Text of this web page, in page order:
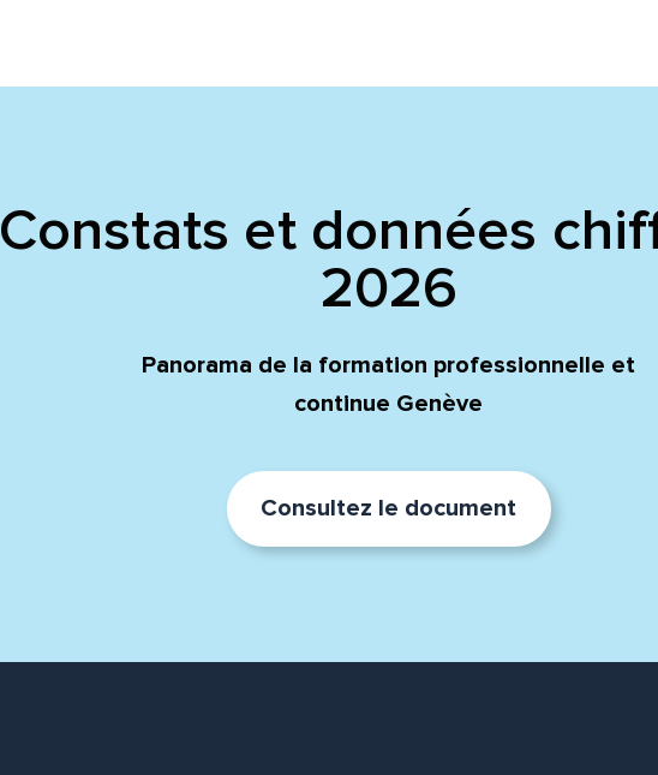
Constats et données
2026
Panorama de la formation professionnelle et
continue Genève
Consultez le document